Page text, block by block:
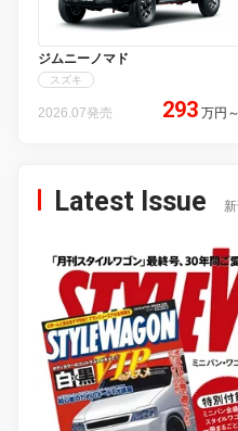
ジムニーノマド
スズキ
2026.07発売 293 万円 ～
Latest Issue